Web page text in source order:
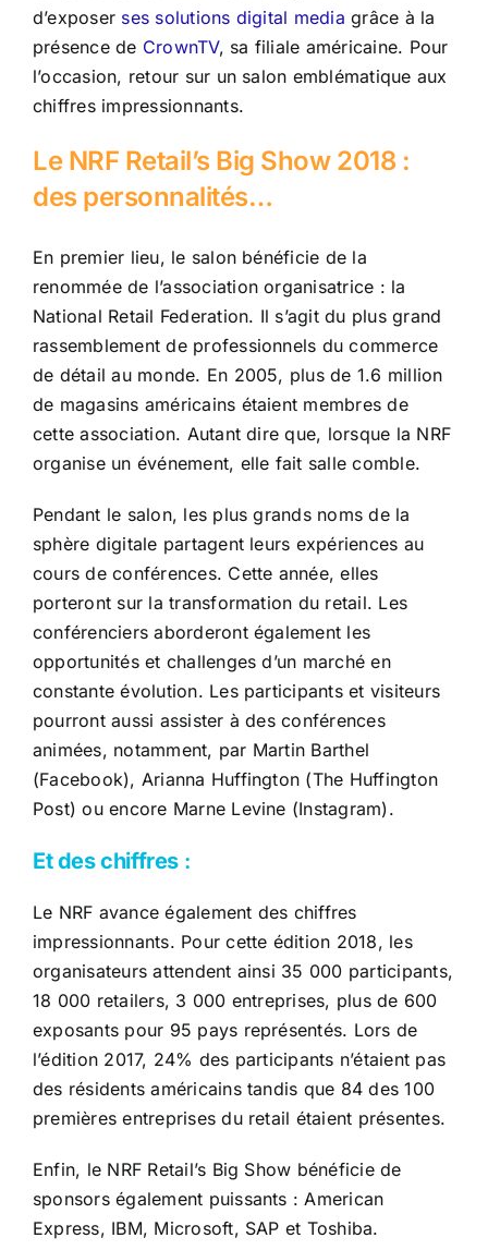
d’exposer ses solutions digital media grâce à la
présence de CrownTV, sa filiale américaine. Pour
l’occasion, retour sur un salon emblématique aux
chiffres impressionnants.
Le NRF Retail’s Big Show 2018 :
des personnalités…
En premier lieu, le salon bénéficie de la
renommée de l’association organisatrice : la
National Retail Federation. Il s’agit du plus grand
rassemblement de professionnels du commerce
de détail au monde. En 2005, plus de 1.6 million
de magasins américains étaient membres de
cette association. Autant dire que, lorsque la NRF
organise un événement, elle fait salle comble.
Pendant le salon, les plus grands noms de la
sphère digitale partagent leurs expériences au
cours de conférences. Cette année, elles
porteront sur la transformation du retail. Les
conférenciers aborderont également les
opportunités et challenges d’un marché en
constante évolution. Les participants et visiteurs
pourront aussi assister à des conférences
animées, notamment, par Martin Barthel
(Facebook), Arianna Huffington (The Huffington
Post) ou encore Marne Levine (Instagram).
Et des chiffres :
Le NRF avance également des chiffres
impressionnants. Pour cette édition 2018, les
organisateurs attendent ainsi 35 000 participants,
18 000 retailers, 3 000 entreprises, plus de 600
exposants pour 95 pays représentés. Lors de
l’édition 2017, 24% des participants n’étaient pas
des résidents américains tandis que 84 des 100
premières entreprises du retail étaient présentes.
Enfin, le NRF Retail’s Big Show bénéficie de
sponsors également puissants : American
Express, IBM, Microsoft, SAP et Toshiba.